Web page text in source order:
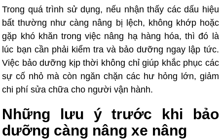
Trong quá trình sử dụng, nếu nhận thấy các dấu hiệu
bất thường như càng nâng bị lệch, không khớp hoặc
gặp khó khăn trong việc nâng hạ hàng hóa, thì đó là
lúc bạn cần phải kiểm tra và bảo dưỡng ngay lập tức.
Việc bảo dưỡng kịp thời không chỉ giúp khắc phục các
sự cố nhỏ mà còn ngăn chặn các hư hỏng lớn, giảm
chi phí sửa chữa cho người vận hành.
Những lưu ý trước khi bảo
dưỡng càng nâng xe nâng